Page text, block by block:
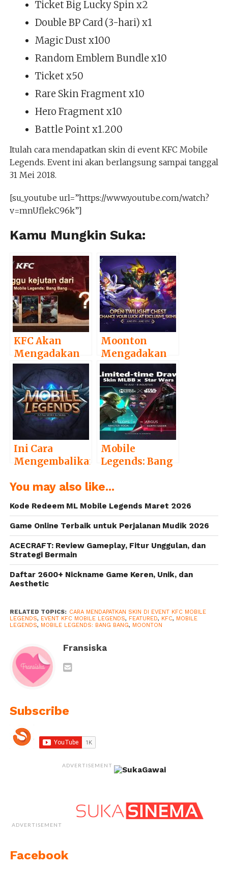
Ticket Big Lucky Spin x2
Double BP Card (3-hari) x1
Magic Dust x100
Random Emblem Bundle x10
Ticket x50
Rare Skin Fragment x10
Hero Fragment x10
Battle Point x1.200
Itulah cara mendapatkan skin di event KFC Mobile
Legends. Event ini akan berlangsung sampai tanggal
31 Mei 2018.
[su_youtube url=”https://www.youtube.com/watch?
v=mnUflekC96k”]
Kamu Mungkin Suka:
KFC Akan
Mengadakan
Promo
Menarik untuk
Pemain Mobile
Legends
Moonton
Mengadakan
Event
Berhadiah Skin
Gratis untuk
Pemain Mobile
Legends
Ini Cara
Mengembalikan
Legends yang
Update
Mobile
Legends: Bang
Berkolaborasi
Wars, Hadirkan
Skin Darth
Vader dan Yoda
You may also like...
Kode Redeem ML Mobile Legends Maret 2026
Game Online Terbaik untuk Perjalanan Mudik 2026
ACECRAFT: Review Gameplay, Fitur Unggulan, dan
Strategi Bermain
Daftar 2600+ Nickname Game Keren, Unik, dan
Aesthetic
RELATED TOPICS: CARA MENDAPATKAN SKIN DI EVENT KFC MOBILE
LEGENDS, EVENT KFC MOBILE LEGENDS, FEATURED, KFC, MOBILE
LEGENDS, MOBILE LEGENDS: BANG BANG, MOONTON
Fransiska
Subscribe
ADVERTISEMENT
ADVERTISEMENT
Facebook